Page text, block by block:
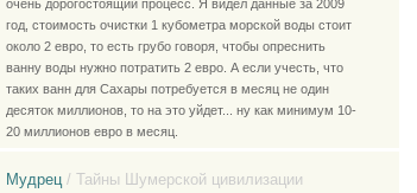
очень дорогостоящий процесс. Я видел данные за 2009
год, стоимость очистки 1 кубометра морской воды стоит
около 2 евро, то есть грубо говоря, чтобы опреснить
ванну воды нужно потратить 2 евро. А если учесть, что
таких ванн для Сахары потребуется в месяц не один
десяток миллионов, то на это уйдет... ну как минимум 10-
20 миллионов евро в месяц.
Мудрец/Тайны Шумерской цивилизации